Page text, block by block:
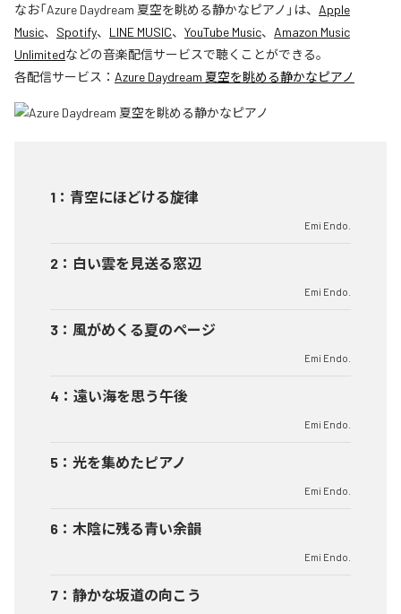
なお「Azure Daydream 夏空を眺める静かなピアノ 」は、 Apple
Music、 Spotify、 LINE MUSIC、 YouTube Music、 Amazon Music
Unlimitedなどの音楽配信サービスで聴くことができる。
各配信サービス： Azure Daydream 夏空を眺める静かなピアノ
1 ： 青空にほどける旋律
Emi Endo.
2 ： 白い雲を見送る窓辺
Emi Endo.
3 ： 風がめくる夏のページ
Emi Endo.
4 ： 遠い海を思う午後
Emi Endo.
5 ： 光を集めたピアノ
Emi Endo.
6 ： 木陰に残る青い余韻
Emi Endo.
7 ： 静かな坂道の向こう